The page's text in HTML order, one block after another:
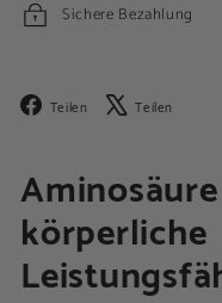
Sichere Bezahlung
Teilen Facebook
Teilen
körperliche